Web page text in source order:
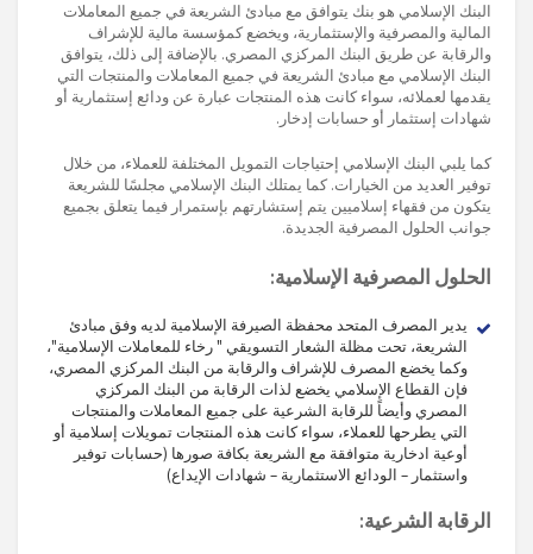
البنك الإسلامي هو بنك يتوافق مع مبادئ الشريعة في جميع المعاملات
المالية والمصرفية والإستثمارية، ويخضع كمؤسسة مالية للإشراف
والرقابة عن طريق البنك المركزي المصري. بالإضافة إلى ذلك، يتوافق
البنك الإسلامي مع مبادئ الشريعة في جميع المعاملات والمنتجات التي
يقدمها لعملائه، سواء كانت هذه المنتجات عبارة عن ودائع إستثمارية أو
شهادات إستثمار أو حسابات إدخار.
كما يلبي البنك الإسلامي إحتياجات التمويل المختلفة للعملاء، من خلال
توفير العديد من الخيارات. كما يمتلك البنك الإسلامي مجلسًا للشريعة
يتكون من فقهاء إسلاميين يتم إستشارتهم بإستمرار فيما يتعلق بجميع
جوانب الحلول المصرفية الجديدة.
الحلول المصرفية الإسلامية:
يدير المصرف المتحد محفظة الصيرفة الإسلامية لديه وفق مبادئ
الشريعة، تحت مظلة الشعار التسويقي " رخاء للمعاملات الإسلامية"،
وكما يخضع المصرف للإشراف والرقابة من البنك المركزي المصري،
فإن القطاع الإسلامي يخضع لذات الرقابة من البنك المركزي
المصري وأيضاً للرقابة الشرعية على جميع المعاملات والمنتجات
التي يطرحها للعملاء، سواء كانت هذه المنتجات تمويلات إسلامية أو
أوعية ادخارية متوافقة مع الشريعة بكافة صورها (حسابات توفير
واستثمار – الودائع الاستثمارية – شهادات الإيداع)
الرقابة الشرعية: